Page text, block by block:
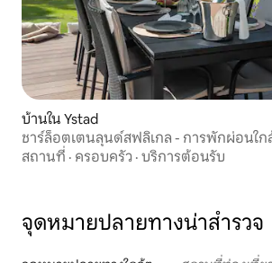
บ้านใน Ystad
ชาร์ล็อตเตนลุนด์สฟลิเกล - การพักผ่อนใก
สถานที่ · ครอบครัว · บริการต้อนรับ
จุดหมายปลายทางน่าสำรวจ